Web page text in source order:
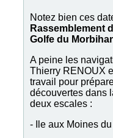
Notez bien ces
Rassemblement
Golfe du
A peine les
Thierry RENOUX
travail pour
découvertes dans
deux escales :
- Ile aux Moines